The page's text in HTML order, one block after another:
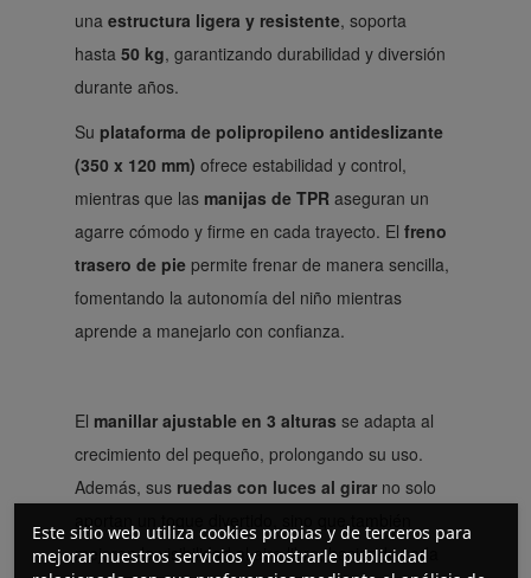
una estructura ligera y resistente, soporta
hasta 50 kg, garantizando durabilidad y diversión
durante años.
Su plataforma de polipropileno antideslizante
(350 x 120 mm) ofrece estabilidad y control,
mientras que las manijas de TPR aseguran un
agarre cómodo y firme en cada trayecto. El freno
trasero de pie permite frenar de manera sencilla,
fomentando la autonomía del niño mientras
aprende a manejarlo con confianza.
El manillar ajustable en 3 alturas se adapta al
crecimiento del pequeño, prolongando su uso.
Además, sus ruedas con luces al girar no solo
aportan un toque divertido, sino que también
mejoran la visibilidad al aire libre, haciendo cada
Este sitio web utiliza cookies propias y de terceros para
mejorar nuestros servicios y mostrarle publicidad